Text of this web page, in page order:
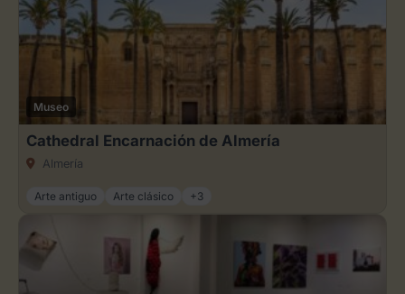
Museo
Cathedral Encarnación de Almería
Almería
Arte antiguo Arte clásico +3